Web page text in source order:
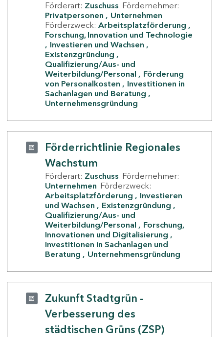
Förderart: Zuschuss Fördernehmer:
Privatpersonen
Unternehmen
Förderzweck: Arbeitsplatzförderung
Forschung, Innovation und Technologie
Investieren und Wachsen
Existenzgründung
Qualifizierung/Aus- und
Weiterbildung/Personal
Förderung
von Personalkosten
Investitionen in
Sachanlagen und Beratung
Unternehmensgründung
Förderrichtlinie Regionales
Wachstum
Förderart: Zuschuss Fördernehmer:
Unternehmen Förderzweck:
Arbeitsplatzförderung
Investieren
und Wachsen
Existenzgründung
Qualifizierung/Aus- und
Weiterbildung/Personal
Forschung,
Innovationen und Digitalisierung
Investitionen in Sachanlagen und
Beratung
Unternehmensgründung
Zukunft Stadtgrün -
Verbesserung des
städtischen Grüns (ZSP)